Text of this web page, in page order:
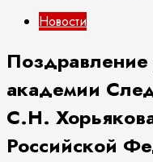
Новости
Поздравление
академии
С.Н.
Российской